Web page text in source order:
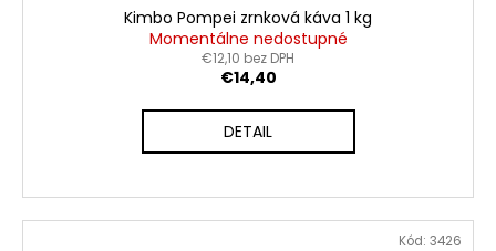
Kimbo Pompei zrnková káva 1 kg
Momentálne nedostupné
€12,10 bez DPH
€14,40
DETAIL
Kód: 3426